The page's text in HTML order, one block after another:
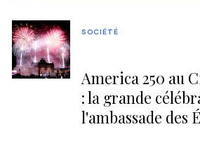
America 250 au
: la grande
l'ambassade des
SOCIÉTÉ